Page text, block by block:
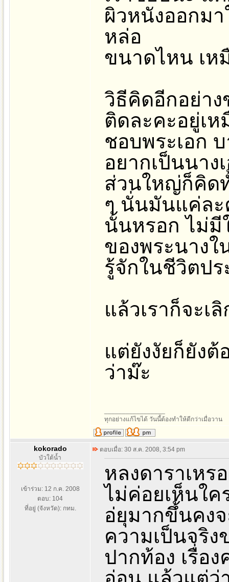
ผิวหนังออกม
หล่อ
ขนาดไหน เ
วิธีคิดอีกอย่าง
ติดละคะอยู่เ
ชอบพระเอก
อยากเป็นนาง
ส่วนใหญ่ก็คิด
ๆ นั่นมันแค่ละ
นั้นหรอก ไม่มี
ของพระนางใ
รู้จักในชีวิตป
แล้วเราก็จะเ
แต่ยังงัยก็ยังต้
ว่าม๊ะ
ทุกอย่างแก้ไขได้ วันนี้ต้องทำให้ดีกว่าเมื่อวาน
kokorado
บัวใต้น้ำ
เข้าร่วม: 12 ก.ค. 2008
ตอบ: 104
ที่อยู่ (จังหวัด): กทม.
ตอบเมื่อ: 30 ส.ค. 2008, 3:54 pm
หลงดาราเห
ไม่ค่อยเห็นใค
อ่ยุมากขึ้นคงจ
ความเป็นจริง
ปากท้อง เรื่อ